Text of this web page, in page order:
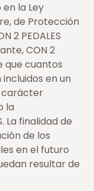
la Ley
de Protección
2 PEDALES
CON 2
que cuantos
en un
carácter
la
La finalidad de
de los
en el futuro
resultar de